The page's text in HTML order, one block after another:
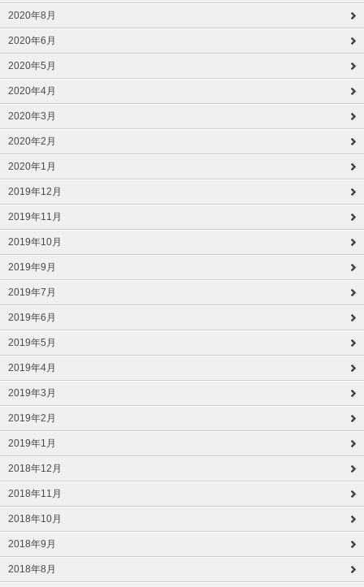
2020年8月
2020年6月
2020年5月
2020年4月
2020年3月
2020年2月
2020年1月
2019年12月
2019年11月
2019年10月
2019年9月
2019年7月
2019年6月
2019年5月
2019年4月
2019年3月
2019年2月
2019年1月
2018年12月
2018年11月
2018年10月
2018年9月
2018年8月